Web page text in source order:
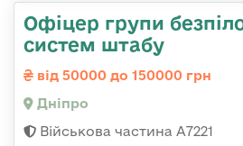
Офіцер групи
систем штабу
від 50000 до 150000 грн
Дніпро
Військова частина А7221